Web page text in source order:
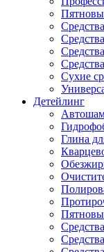
Сухие
Детейлинг
Глина